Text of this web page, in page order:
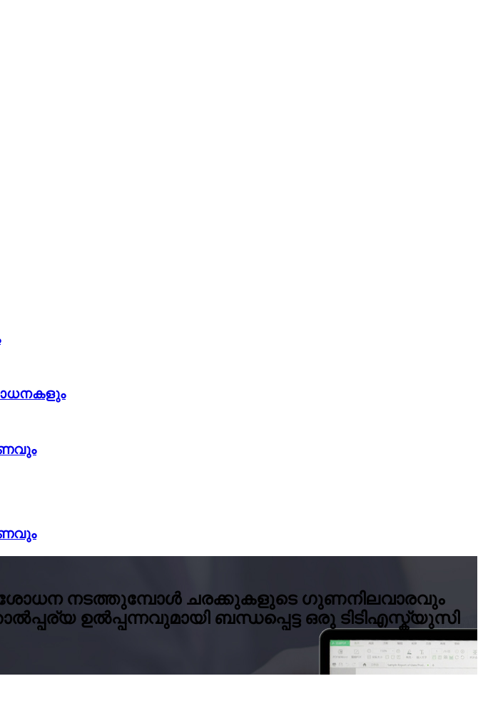
നടത്തുമ്പോൾ ചരക്കുകളുടെ ഗുണനിലവാരവും
ഉൽപ്പന്നവുമായി ബന്ധപ്പെട്ട ഒരു ടിടിഎസ്ക്യുസി